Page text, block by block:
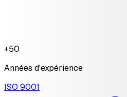
+50
Années d'expérience
ISO 9001